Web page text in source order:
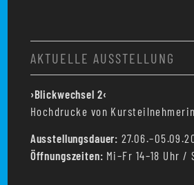
AKTUELLE AUSSTELLUNG
›Blickwechsel 2‹
Hochdrucke von
Ausstellungsdauer:
Öffnungszeiten: Mi–Fr 14–18 Uhr /